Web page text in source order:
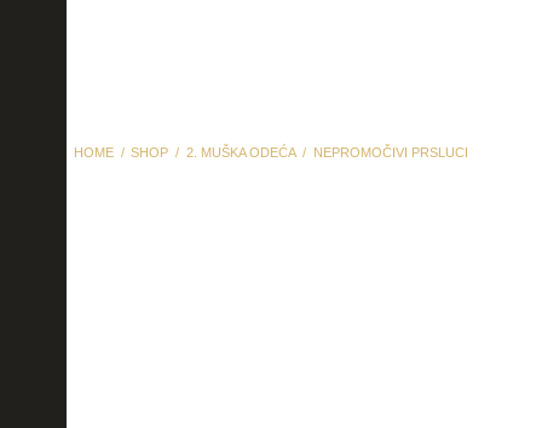
HOME SHOP 2. MUŠKA ODEĆA NEPROMOČIVI PRSLUCI